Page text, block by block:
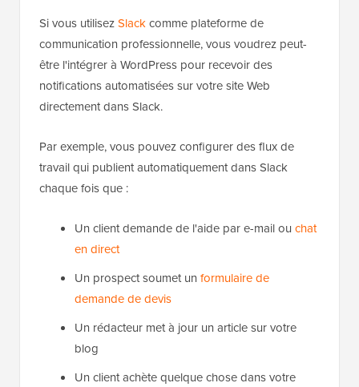
Si vous utilisezSlackcomme plateforme de
communication professionnelle, vous voudrez peut-
être l'intégrer à WordPress pour recevoir des
notifications automatisées sur votre site Web
directement dans Slack.
Par exemple, vous pouvez configurer des flux de
travail qui publient automatiquement dans Slack
chaque fois que :
Un client demande de l'aide par e-mail ou chat
en direct
Un prospect soumet un formulaire de
demande de devis
Un rédacteur met à jour un article sur votre
blog
Un client achète quelque chose dans votre